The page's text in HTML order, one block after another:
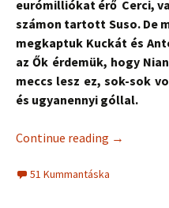
eurómilliókat érő Cerci,
számon tartott Suso. De
megkaptuk Kuckát és
az Ők érdemük, hogy
meccs lesz ez, sok-sok
és ugyanennyi góllal.
Continue reading →
51 Kummantáska